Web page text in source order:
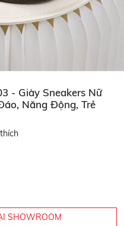
- Giày Sneakers Nữ
Năng Động, Trẻ
SHOWROOM